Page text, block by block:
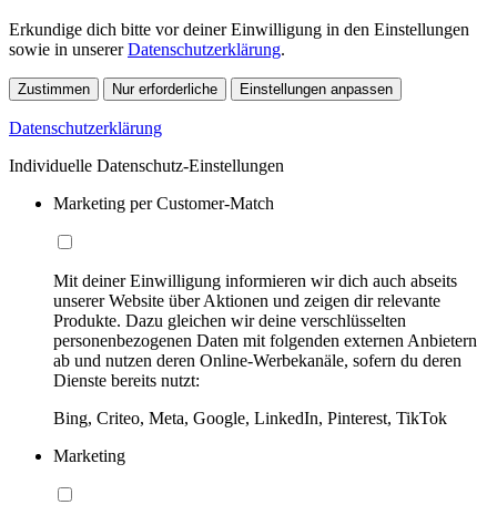
Erkundige dich bitte vor deiner Einwilligung in den Einstellungen
sowie in unsererDatenschutzerklärung.
Zustimmen Nur erforderliche Einstellungen anpassen
Datenschutzerklärung
Individuelle Datenschutz-Einstellungen
Marketing per Customer-Match
Mit deiner Einwilligung informieren wir dich auch abseits
unserer Website über Aktionen und zeigen dir relevante
Produkte. Dazu gleichen wir deine verschlüsselten
personenbezogenen Daten mit folgenden externen Anbietern
ab und nutzen deren Online-Werbekanäle, sofern du deren
Dienste bereits nutzt:
Bing, Criteo, Meta, Google, LinkedIn, Pinterest, TikTok
Marketing